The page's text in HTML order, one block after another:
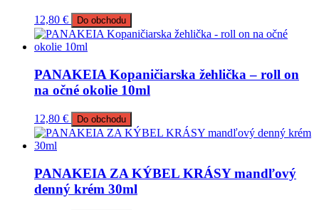
12,80 € Do obchodu
PANAKEIA Kopaničiarska žehlička – roll on
na očné okolie 10ml
12,80 € Do obchodu
PANAKEIA ZA KÝBEL KRÁSY mandľový
denný krém 30ml